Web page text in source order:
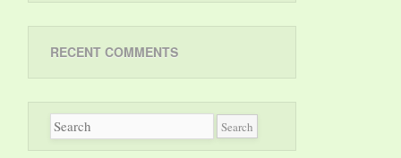
RECENT COMMENTS